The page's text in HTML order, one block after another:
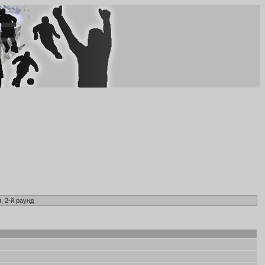
2-й раунд